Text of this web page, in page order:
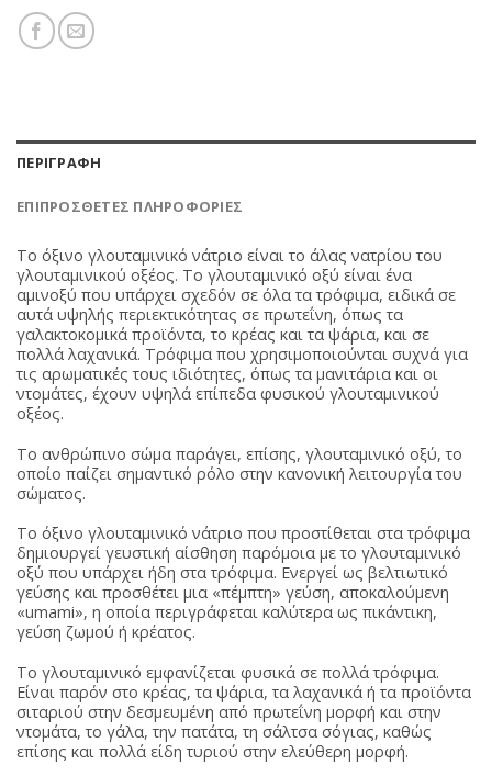
ΠΕΡΙΓΡΑΦΉ
ΕΠΙΠΡΌΣΘΕΤΕΣ ΠΛΗΡΟΦΟΡΊΕΣ
Το όξινο γλουταμινικό νάτριο είναι το άλας νατρίου του
γλουταμινικού οξέος. Το γλουταμινικό οξύ είναι ένα
αμινοξύ που υπάρχει σχεδόν σε όλα τα τρόφιμα, ειδικά σε
αυτά υψηλής περιεκτικότητας σε πρωτεΐνη, όπως τα
γαλακτοκομικά προϊόντα, το κρέας και τα ψάρια, και σε
πολλά λαχανικά. Τρόφιμα που χρησιμοποιούνται συχνά για
τις αρωματικές τους ιδιότητες, όπως τα μανιτάρια και οι
ντομάτες, έχουν υψηλά επίπεδα φυσικού γλουταμινικού
οξέος.
Το ανθρώπινο σώμα παράγει, επίσης, γλουταμινικό οξύ, το
οποίο παίζει σημαντικό ρόλο στην κανονική λειτουργία του
σώματος.
Το όξινο γλουταμινικό νάτριο που προστίθεται στα τρόφιμα
δημιουργεί γευστική αίσθηση παρόμοια με το γλουταμινικό
οξύ που υπάρχει ήδη στα τρόφιμα. Ενεργεί ως βελτιωτικό
γεύσης και προσθέτει μια «πέμπτη» γεύση, αποκαλούμενη
«umami», η οποία περιγράφεται καλύτερα ως πικάντικη,
γεύση ζωμού ή κρέατος.
Το γλουταμινικό εμφανίζεται φυσικά σε πολλά τρόφιμα.
Είναι παρόν στο κρέας, τα ψάρια, τα λαχανικά ή τα προϊόντα
σιταριού στην δεσμευμένη από πρωτεΐνη μορφή και στην
ντομάτα, το γάλα, την πατάτα, τη σάλτσα σόγιας, καθώς
επίσης και πολλά είδη τυριού στην ελεύθερη μορφή.